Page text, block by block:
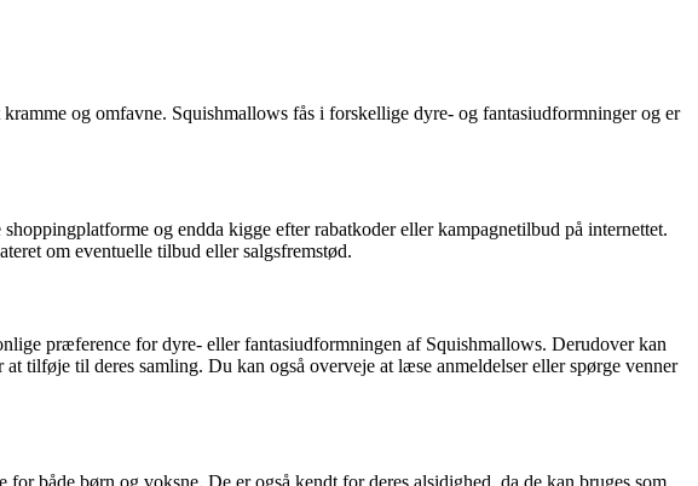
og omfavne. Squishmallows fås i forskellige dyre- og fantasiudformninger og er
og endda kigge efter rabatkoder eller kampagnetilbud på internettet.
om eventuelle tilbud eller salgsfremstød.
præference for dyre- eller fantasiudformningen af Squishmallows. Derudover kan
tilføje til deres samling. Du kan også overveje at læse anmeldelser eller spørge venner
både børn og voksne. De er også kendt for deres alsidighed, da de kan bruges som